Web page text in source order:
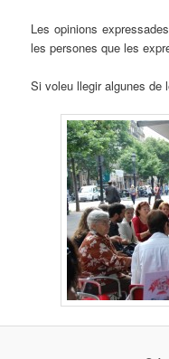
Les opinions
les persones que les
Si voleu llegir algunes